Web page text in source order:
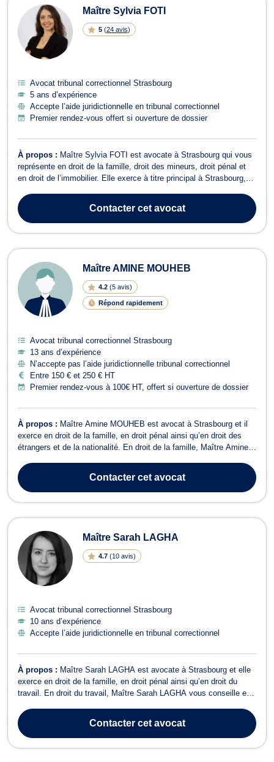
Maître Sylvia FOTI
5 (24 avis)
Avocat tribunal correctionnel Strasbourg
5 ans d’expérience
Accepte l’aide juridictionnelle en tribunal correctionnel
Premier rendez-vous offert si ouverture de dossier
À propos : Maître Sylvia FOTI est avocate à Strasbourg qui vous
représente en droit de la famille, droit des mineurs, droit pénal et
en droit de l’immobilier. Elle exerce à titre principal à Strasbourg,
secondaire situé à MOLSHEIM (5 rue de Strasbourg à 67120
MOLSHEIM). Ma...
Contactercet avocat
Maître AMINE MOUHEB
4.2 (5 avis)
Répond rapidement
Avocat tribunal correctionnel Strasbourg
13 ans d’expérience
N’accepte pas l’aide juridictionnelle tribunal correctionnel
Entre 150 € et 250 € HT
Premier rendez-vous à 100€ HT, offert si ouverture de dossier
À propos : Maître Amine MOUHEB est avocat à Strasbourg et il
exerce en droit de la famille, en droit pénal ainsi qu’en droit des
étrangers et de la nationalité. En droit de la famille, Maître Amine
ou à l’amiable. Il intervient aussi dans les affaires relatives au
changeme...
Contactercet avocat
Maître Sarah LAGHA
4.7 (10 avis)
Avocat tribunal correctionnel Strasbourg
10 ans d’expérience
Accepte l’aide juridictionnelle en tribunal correctionnel
À propos : Maître Sarah LAGHA est avocate à Strasbourg et elle
exerce en droit de la famille, en droit pénal ainsi qu’en droit du
travail. En droit du travail, Maître Sarah LAGHA vous conseille et
de votre contrat de travail, de vos conditions de travail, de la
régulari...
Contactercet avocat